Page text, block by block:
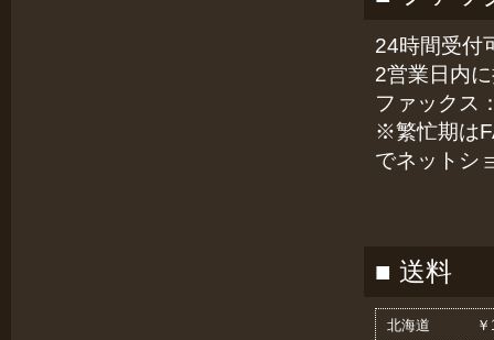
24時間受付
2営業日内
ファックス
※繁忙期は
でネットシ
■ 送料
北海道